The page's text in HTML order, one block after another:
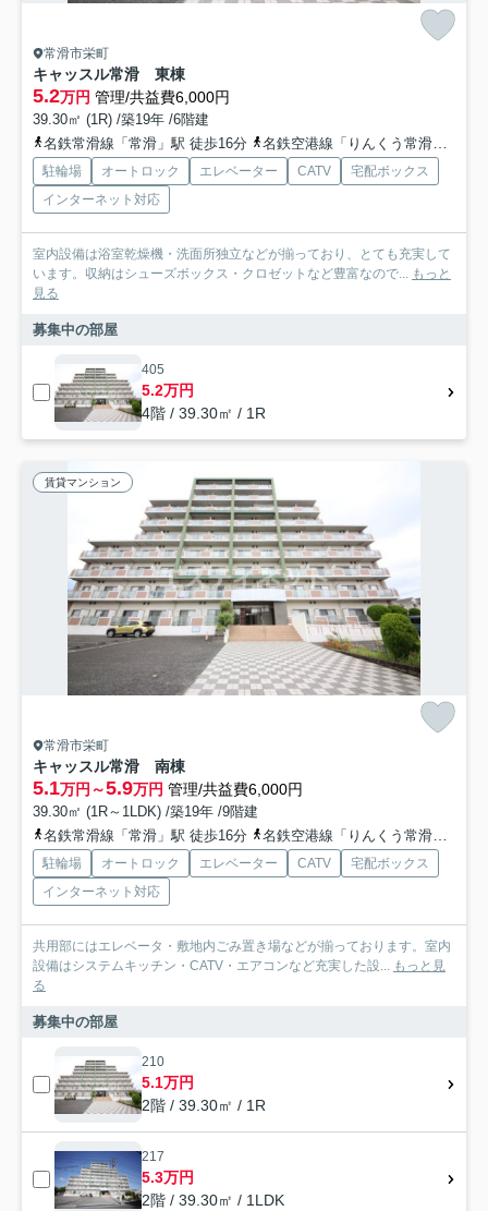
常滑市栄町
キャッスル常滑 東棟
5.2万円 管理/共益費6,000円
39.30㎡ (1R) /築19年 /6階建
名鉄常滑線「常滑」駅 徒歩16分
名鉄空港線「りんくう常滑」駅 徒歩25分
駐輪場 オートロック エレベーター CATV
宅配ボックス
インターネット対応
室内設備は浴室乾燥機・洗面所独立などが揃っており、とても充実して
います。収納はシューズボックス・クロゼットなど豊富なので... もっと
見る
募集中の部屋
405
5.2万円
4階 / 39.30㎡ / 1R
賃貸マンション
常滑市栄町
キャッスル常滑 南棟
5.1万円～5.9万円 管理/共益費6,000円
39.30㎡ (1R～1LDK) /築19年 /9階建
名鉄常滑線「常滑」駅 徒歩16分
名鉄空港線「りんくう常滑」駅 徒歩25分
駐輪場 オートロック エレベーター CATV
宅配ボックス
インターネット対応
共用部にはエレベータ・敷地内ごみ置き場などが揃っております。室内
設備はシステムキッチン・CATV・エアコンなど充実した設... もっと見
る
募集中の部屋
210
5.1万円
2階 / 39.30㎡ / 1R
217
5.3万円
2階 / 39.30㎡ / 1LDK